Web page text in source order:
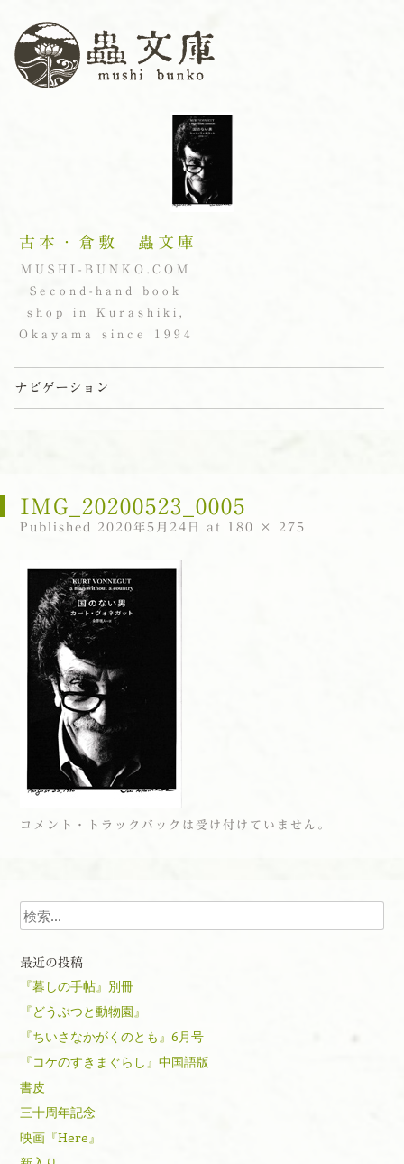
古本・倉敷 蟲文庫
MUSHI-BUNKO.COM
Second-hand book
shop in Kurashiki,
Okayama since 1994
ナビゲーション
IMG_20200523_0005
Published 2020年5月24日 at 180 × 275
コメント・トラックバックは受け付けていません。
検索
最近の投稿
『暮しの手帖』別冊
『どうぶつと動物園』
『ちいさなかがくのとも』6月号
『コケのすきまぐらし』中国語版
書皮
三十周年記念
映画『Here』